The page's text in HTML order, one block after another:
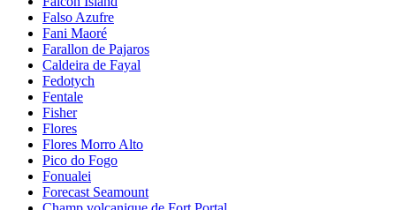
Falso Azufre
Fani Maoré
Farallon de Pajaros
Caldeira de Fayal
Fedotych
Fentale
Fisher
Flores
Flores Morro Alto
Pico do Fogo
Fonualei
Forecast Seamount